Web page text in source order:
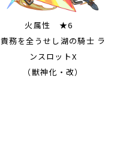
火属性 ★6
責務を全うせし湖の騎士 ラ
ンスロットX
（獣神化・改）